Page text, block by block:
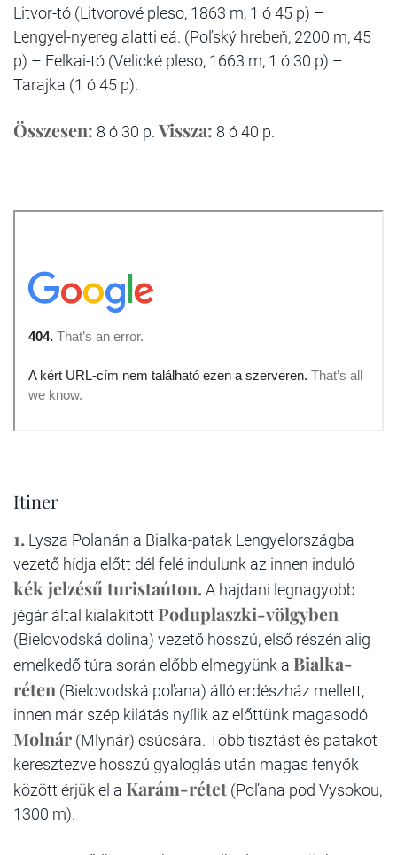
Litvor-tó (Litvorové pleso, 1863 m, 1 ó 45 p) –
Lengyel-nyereg alatti eá. (Poľský hrebeň, 2200 m, 45
p) – Felkai-tó (Velické pleso, 1663 m, 1 ó 30 p) –
Tarajka (1 ó 45 p).
Összesen: 8 ó 30 p. Vissza: 8 ó 40 p.
Itiner
1. Lysza Polanán a Bialka-patak Lengyelországba
vezető hídja előtt dél felé indulunk az innen induló
kék jelzésű turistaúton.A hajdani legnagyobb
jégár által kialakított Poduplaszki-völgyben
(Bielovodská dolina) vezető hosszú, első részén alig
emelkedő túra során előbb elmegyünk a Bialka-
réten (Bielovodská poľana) álló erdészház mellett,
innen már szép kilátás nyílik az előttünk magasodó
Molnár (Mlynár) csúcsára. Több tisztást és patakot
keresztezve hosszú gyaloglás után magas fenyők
között érjük el a Karám-rétet (Poľana pod Vysokou,
1300 m).